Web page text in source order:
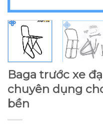
Baga trước xe
chuyên dụng
bền